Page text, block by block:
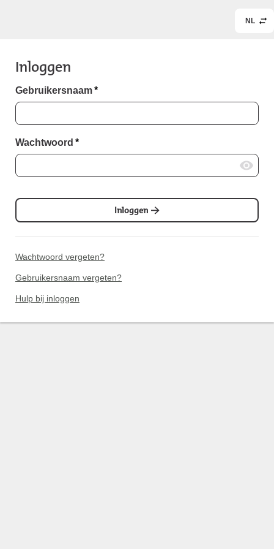
NL
Inloggen
Gebruikersnaam*
Wachtwoord *
Inloggen
Wachtwoord vergeten?
Gebruikersnaam vergeten?
Hulp bij inloggen